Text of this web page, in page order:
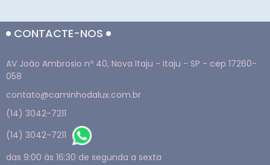
CONTACTE-NOS
AV João Ambrosio nº 40, Nova Itaju - Itaju - SP - cep 17260-
058
contato@caminhodalux.com.br
(14) 3042-7211
(14) 3042-7211
das 9:00 às 16:30 de segunda a sexta